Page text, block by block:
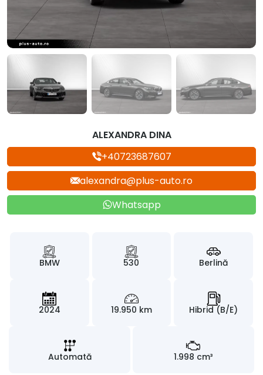
ALEXANDRA DINA
+40723687607
alexandra@plus-auto.ro
Whatsapp
BMW 530 Berlină
2024 19.950 km Hibrid (B/E)
Automată 1.998 cm³